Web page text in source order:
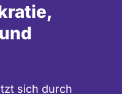
sich durch